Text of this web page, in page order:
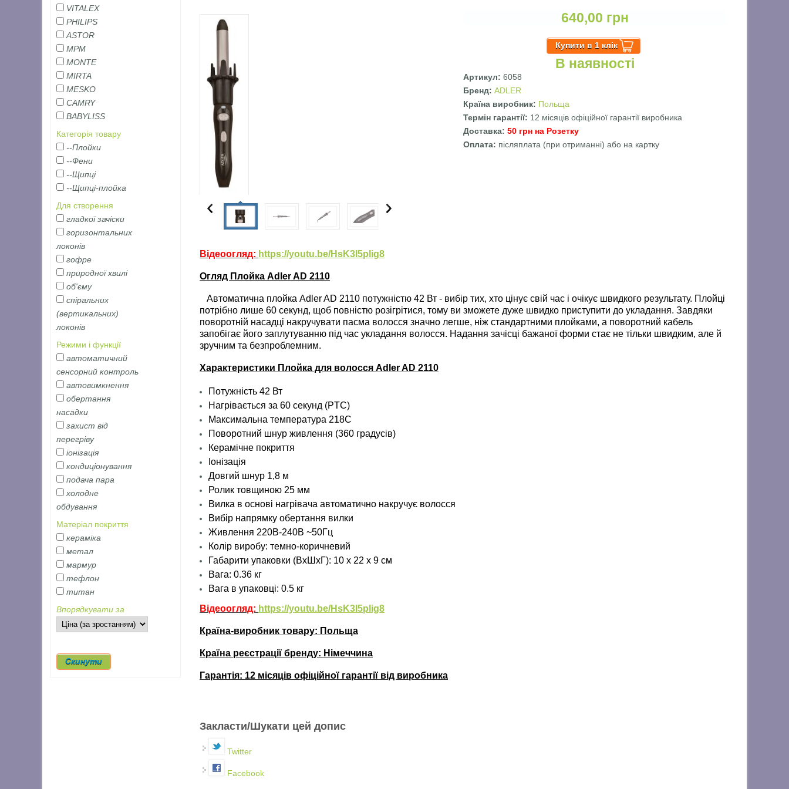
640,00 грн
В наявності
Артикул:6058
Бренд:ADLER
Країна виробник: Польща
Термін гарантії: 12 місяців офіційної гарантії виробника
Доставка:50 грн на Розетку
Оплата: післяплата (при отриманні) або на картку
Відеоогляд: https://youtu.be/HsK3I5plig8
Огляд Плойка Adler AD 2110
Автоматична плойка Adler AD 2110 потужністю 42 Вт - вибір тих, хто цінує свій час і очікує швидкого результату. Плойці
потрібно лише 60 секунд, щоб повністю розігрітися, тому ви зможете дуже швидко приступити до укладання. Завдяки
поворотній насадці накручувати пасма волосся значно легше, ніж стандартними плойками, а поворотний кабель
запобігає його заплутуванню під час укладання волосся. Надання зачісці бажаної форми стає не тільки швидким, але й
зручним та безпроблемним.
Характеристики Плойка для волоссяAdler AD 2110
Потужність 42 Вт
Нагрівається за 60 секунд (PTC)
Максимальна температура 218C
Поворотний шнур живлення (360 градусів)
Керамічне покриття
Іонізація
Довгий шнур 1,8 м
Ролик товщиною 25 мм
Вилка в основі нагрівача автоматично накручує волосся
Вибір напрямку обертання вилки
Живлення 220В-240В ~50Гц
Колір виробу: темно-коричневий
Габарити упаковки (ВхШхГ): 10 х 22 х 9 см
Вага: 0.36 кг
Вага в упаковці: 0.5 кг
Відеоогляд: https://youtu.be/HsK3I5plig8
Країна-виробник товару: Польща
Країна реєстрації бренду: Німеччина
Гарантія: 12 місяців офіційної гарантії від виробника
Закласти/Шукати цей допис
Twitter
Facebook
VITALEX
PHILIPS
ASTOR
MPM
MONTE
MIRTA
MESKO
CAMRY
BABYLISS
Категорія товару
--Плойки
--Фени
--Щипці
--Щипці-плойка
Для створення
гладкої зачіски
горизонтальних
локонів
гофре
природної хвилі
об'єму
спіральних
(вертикальних)
локонів
Режими і функції
автоматичний
сенсорний контроль
автовимкнення
обертання
насадки
захист від
перегріву
іонізація
кондиціонування
подача пара
холодне
обдування
Матеріал покриття
кераміка
метал
мармур
тефлон
титан
Впорядкувати за